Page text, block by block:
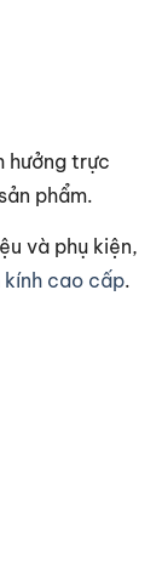
hưởng trực
phẩm.
và phụ kiện,
kính cao cấp.